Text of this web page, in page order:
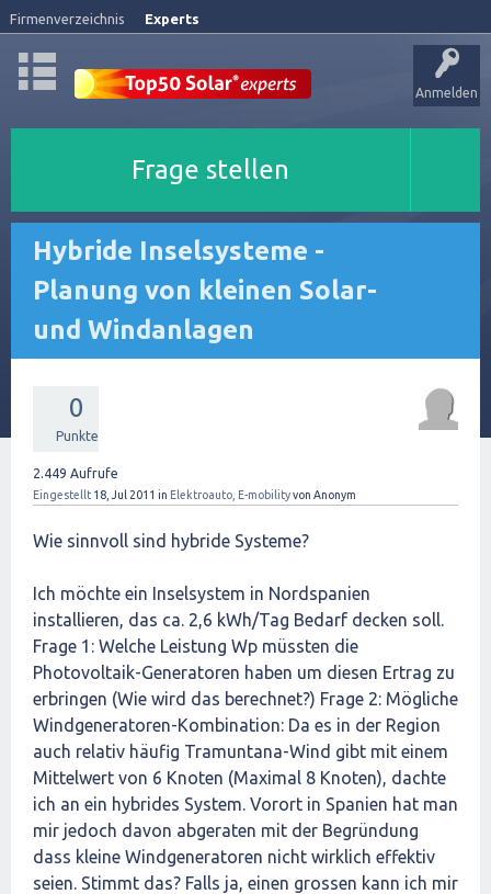
Firmenverzeichnis Experts
Anmelden
Frage stellen
Hybride Inselsysteme -
Planung von kleinen Solar-
und Windanlagen
0
Punkte
2.449 Aufrufe
Eingestellt 18, Jul 2011 in Elektroauto, E-mobilityvon Anonym
Wie sinnvoll sind hybride Systeme?
Ich möchte ein Inselsystem in Nordspanien
installieren, das ca. 2,6 kWh/Tag Bedarf decken soll.
Frage 1: Welche Leistung Wp müssten die
Photovoltaik-Generatoren haben um diesen Ertrag zu
erbringen (Wie wird das berechnet?) Frage 2: Mögliche
Windgeneratoren-Kombination: Da es in der Region
auch relativ häufig Tramuntana-Wind gibt mit einem
Mittelwert von 6 Knoten (Maximal 8 Knoten), dachte
ich an ein hybrides System. Vorort in Spanien hat man
mir jedoch davon abgeraten mit der Begründung
dass kleine Windgeneratoren nicht wirklich effektiv
seien. Stimmt das? Falls ja, einen grossen kann ich mir